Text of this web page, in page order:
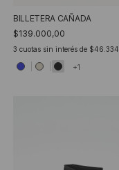
BILLETERA CAÑADA
$139.000,00
3 cuotas sin interés de $46.334
+1